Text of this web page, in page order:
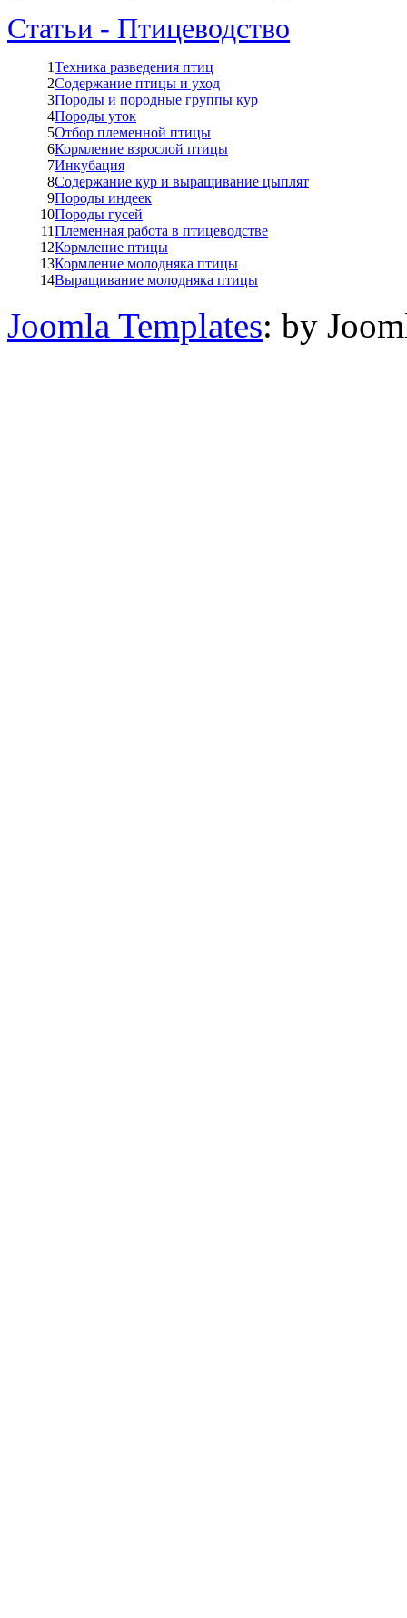
Статьи - Птицеводство
1Техника разведения птиц
2Содержание птицы и уход
3Породы и породные группы кур
4Породы уток
5Отбор племенной птицы
6Кормление взрослой птицы
7Инкубация
8Содержание кур и выращивание цыплят
9Породы индеек
10Породы гусей
11Племенная работа в птицеводстве
12Кормление птицы
13Кормление молодняка птицы
14Выращивание молодняка птицы
Joomla Templates: by